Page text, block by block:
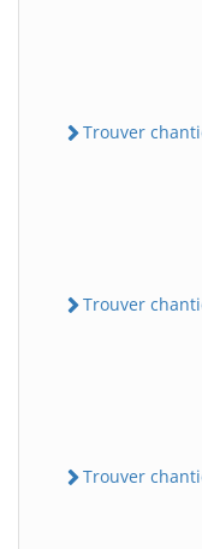
Trouver
Trouver
Trouver